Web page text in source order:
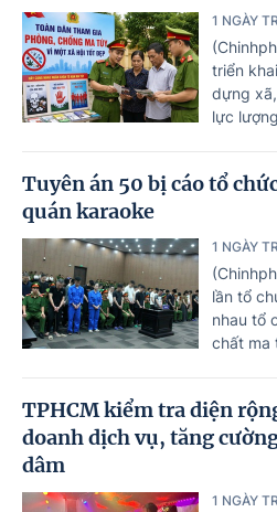
1 NGÀY
triển
dựng
lực
Tuyên án 50 bị cáo tổ
quán karaoke
1 NGÀY
lần tổ
nhau tổ
chất ma
TPHCM kiểm tra diện
doanh dịch vụ, tăng
dâm
1 NGÀY